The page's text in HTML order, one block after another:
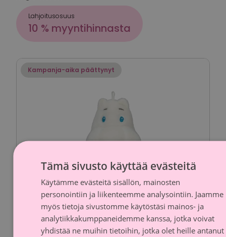
Lahjoitusosuus
10 % myyntihinnasta
Kampanja-aika päättynyt
Tämä sivusto käyttää evästeitä
Käytämme evästeitä sisällön, mainosten
personointiin ja liikenteemme analysointiin. Jaamme
myös tietoja sivustomme käytöstäsi mainos- ja
analytiikkakumppaneidemme kanssa, jotka voivat
yhdistää ne muihin tietoihin, jotka olet heille antanut